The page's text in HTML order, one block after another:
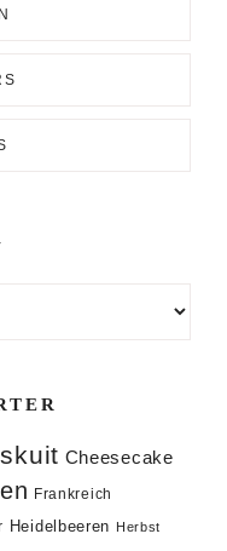
Cheesecake
Frankreich
Heidelbeeren Herbst